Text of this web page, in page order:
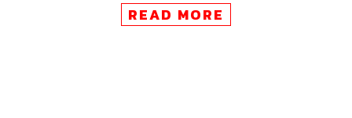
​ในกรณีล่าสุดของหนังเรื่องSonic the Hedgehog
Action ที่มีการปล่อยภาพนิ่งและเทรลเลอร์ออกมาสู่
READ MORE